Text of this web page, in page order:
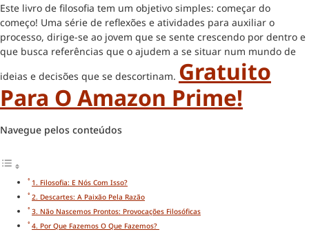
Este livro de filosofia tem um objetivo simples: começar do
começo! Uma série de reflexões e atividades para auxiliar o
processo, dirige-se ao jovem que se sente crescendo por dentro e
que busca referências que o ajudem a se situar num mundo de
ideias e decisões que se descortinam. Gratuito
Para O Amazon Prime!
Navegue pelos conteúdos
1. Filosofia: E Nós Com Isso?
2. Descartes: A Paixão Pela Razão
3. Não Nascemos Prontos: Provocações Filosóficas
4. Por Que Fazemos O Que Fazemos?